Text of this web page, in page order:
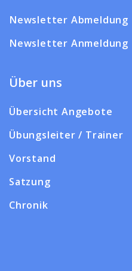
Newsletter Abmeldung
Newsletter Anmeldung
Über uns
Übersicht Angebote
Übungsleiter / Trainer
Vorstand
Satzung
Chronik